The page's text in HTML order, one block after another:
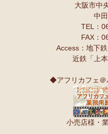
大阪市中
中
TEL：
FAX：
Access：地下鉄
近鉄「上
◆アフリカフェ
小売店様・